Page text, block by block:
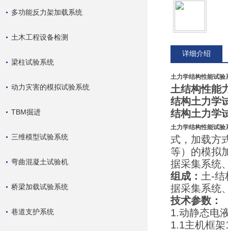
多功能反力架加载系统
土木工程设备检测
梁柱试验系统
动力灾害的模拟试验系统
TBM掘进
三维模型试验系统
弯曲混凝土试验机
桥梁加载试验系统
巷道支护系统
详细介绍
土力学结构性能试验
土结构性能
结构土力学
结构土力学
土力学结构性能试验
式，加载方
等）的模拟
据采集系统
组成： 土-
据采集系统
技术参数：
1.动静态电
1.1主机框